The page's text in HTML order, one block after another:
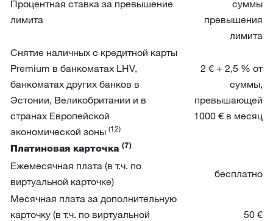
Процентная ставка за превышение
лимита
суммы
превышения
лимита
Снятие наличных с кредитной карты
Premium в банкоматах LHV,
банкоматах других банков в
Эстонии, Великобритании и в
странах Европейской
экономической зоны (12)
2 € + 2,5 % от
суммы,
превышающей
1000 € в месяц
Платиновая карточка (7)
Ежемесячная плата (в т.ч. по
виртуальной карточке)
бесплатно
Месячная плата за дополнительную
карточку (в т.ч. по виртуальной
50 €